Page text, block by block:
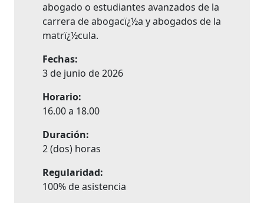
abogado o estudiantes avanzados de la
carrera de abogacï¿½a y abogados de la
matrï¿½cula.
Fechas:
3 de junio de 2026
Horario:
16.00 a 18.00
Duración:
2 (dos) horas
Regularidad:
100% de asistencia